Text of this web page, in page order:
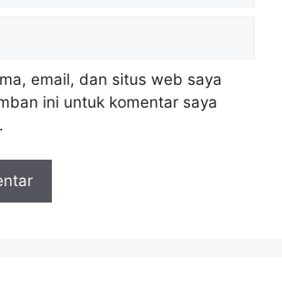
email, dan situs web saya
ini untuk komentar saya